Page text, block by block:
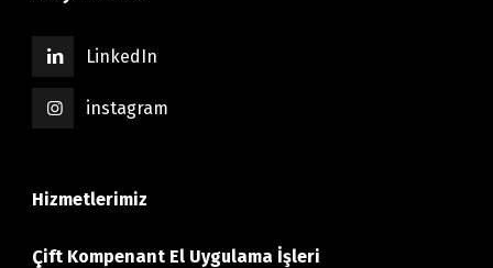
LinkedIn
instagram
Hizmetlerimiz
Çift Kompenant El Uygulama İşleri